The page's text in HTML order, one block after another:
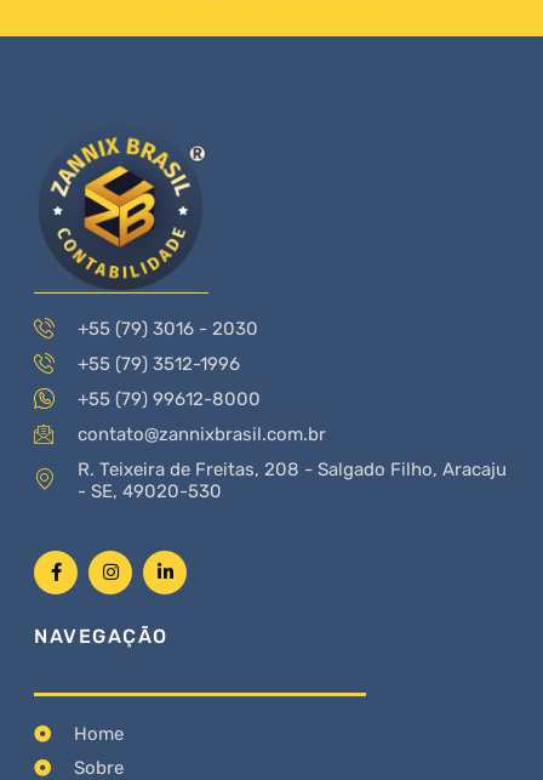
+55 (79) 3016 - 2030
+55 (79) 3512-1996
+55 (79) 99612-8000
contato@zannixbrasil.com.br
R. Teixeira de Freitas, 208 - Salgado Filho, Aracaju
- SE, 49020-530
NAVEGAÇÃO
Home
Sobre